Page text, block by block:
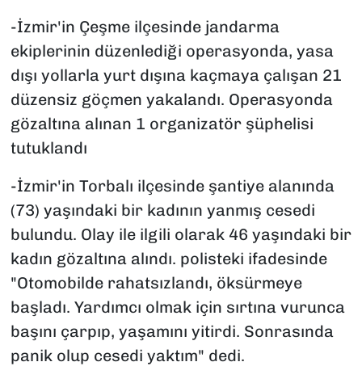
-İzmir'in Çeşme ilçesinde jandarma
ekiplerinin düzenlediği operasyonda, yasa
dışı yollarla yurt dışına kaçmaya çalışan 21
düzensiz göçmen yakalandı. Operasyonda
gözaltına alınan 1 organizatör şüphelisi
tutuklandı
-İzmir'in Torbalı ilçesinde şantiye alanında
(73) yaşındaki bir kadının yanmış cesedi
bulundu. Olay ile ilgili olarak 46 yaşındaki bir
kadın gözaltına alındı. polisteki ifadesinde
"Otomobilde rahatsızlandı, öksürmeye
başladı. Yardımcı olmak için sırtına vurunca
başını çarpıp, yaşamını yitirdi. Sonrasında
panik olup cesedi yaktım" dedi.